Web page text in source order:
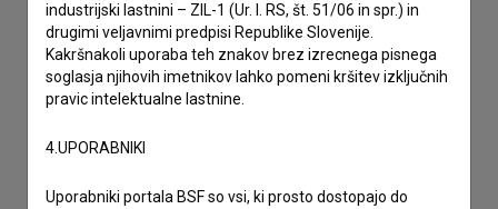
industrijski lastnini – ZIL-1 (Ur. l. RS, št. 51/06 in spr.) in
drugimi veljavnimi predpisi Republike Slovenije.
Kakršnakoli uporaba teh znakov brez izrecnega pisnega
soglasja njihovih imetnikov lahko pomeni kršitev izključnih
pravic intelektualne lastnine.
4.UPORABNIKI
Uporabniki portala BSF so vsi, ki prosto dostopajo do